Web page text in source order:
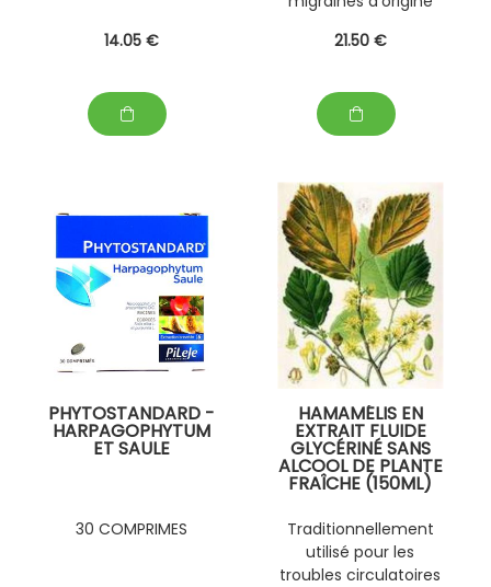
14.05 €
sec et psoriasis
21.50 €
PHYTOSTANDARD -
HARPAGOPHYTUM
ET SAULE
30 COMPRIMES
HAMAMÉLIS EN
EXTRAIT FLUIDE
GLYCÉRINÉ SANS
ALCOOL DE PLANTE
FRAÎCHE (150ML)
PERSONNALISABLE
AVEC D' AUTRES
PLANTES FRAÎCHES
(EPS)
Traditionnellement
utilisé pour les
troubles circulatoires